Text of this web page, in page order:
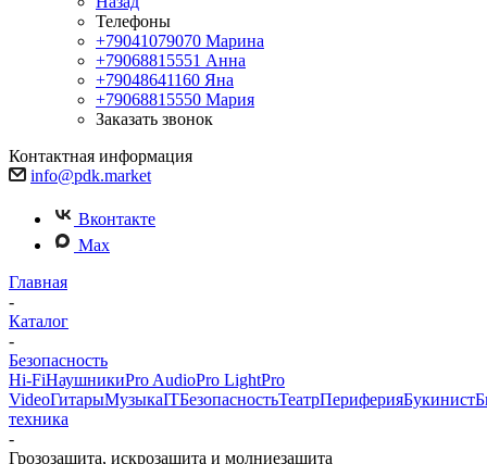
Телефоны
+79041079070 Марина
+79068815551 Анна
+79048641160 Яна
+79068815550 Мария
Заказать звонок
Контактная информация
info@pdk.market
Вконтакте
Max
Главная
-
Каталог
-
Безопасность
Hi-FiНаушникиPro AudioPro LightPro
VideoГитарыМузыкаITБезопасностьТеатрПериферияБукинист
техника
-
Грозозащита, искрозащита и молниезащита